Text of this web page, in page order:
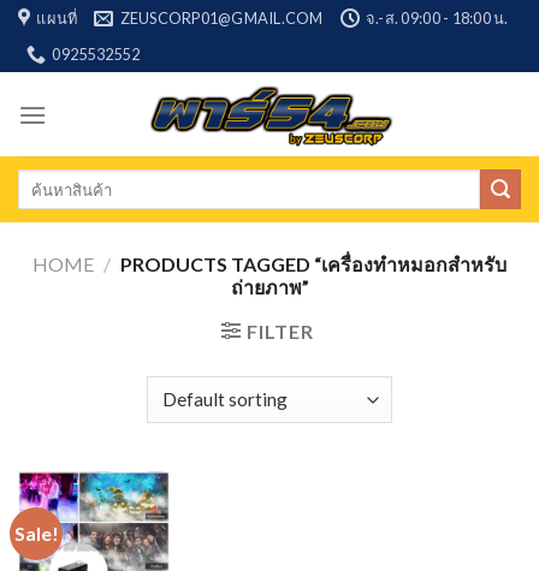
Skip
content
แผนที่ ZEUSCORP01@GMAIL.COM
จ.-ส. 09:00 - 18:00 น.
0925532552
Search
HOME / PRODUCTS TAGGED “เครื่องทำหมอกสำหรับ
ถ่ายภาพ”
FILTER
Sale!